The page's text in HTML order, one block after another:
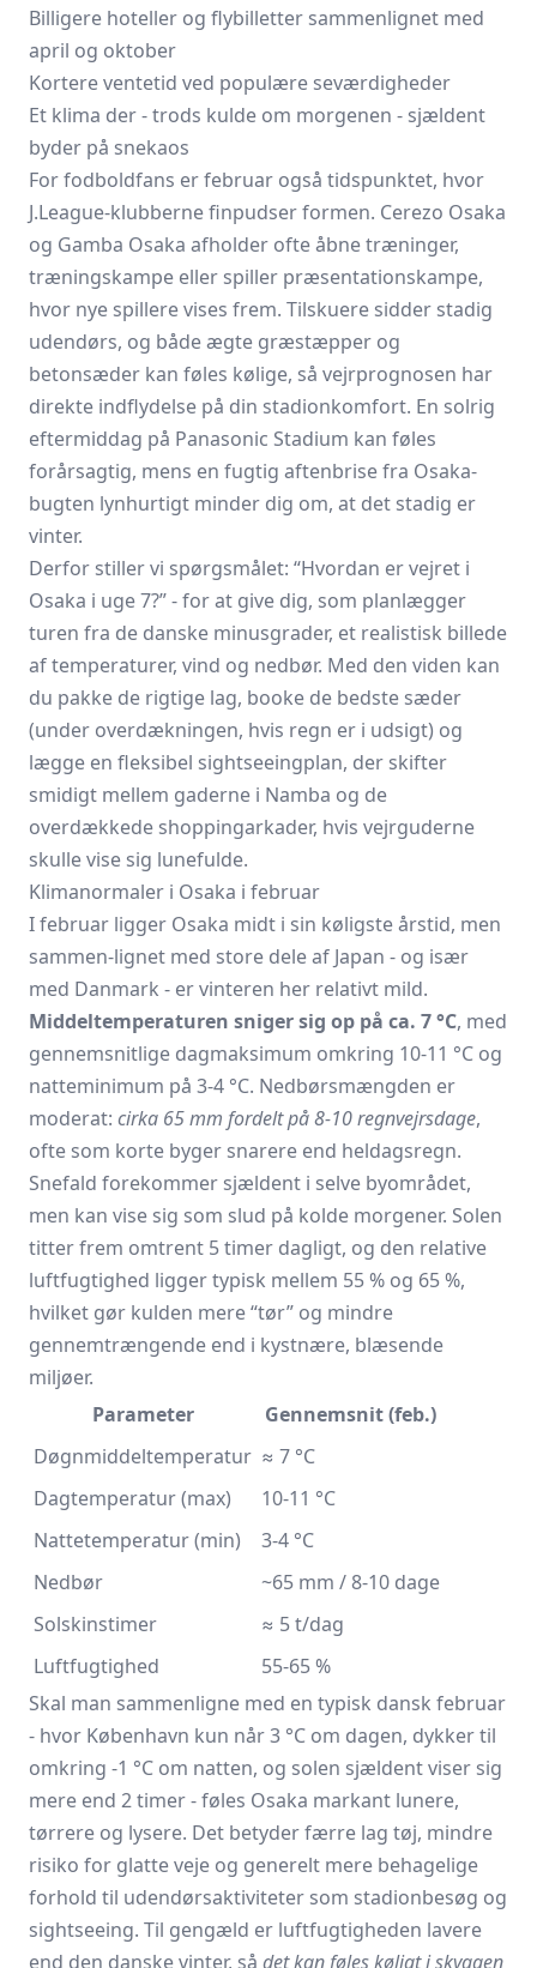
Billigere hoteller og flybilletter sammenlignet med
april og oktober
Kortere ventetid ved populære seværdigheder
Et klima der - trods kulde om morgenen - sjældent
byder på snekaos
For fodbold­fans er februar også tidspunktet, hvor
J.League-klubberne finpudser formen. Cerezo Osaka
og Gamba Osaka afholder ofte åbne træninger,
træningskampe eller spiller præsentations­kampe,
hvor nye spillere vises frem. Tilskuere sidder stadig
udendørs, og både ægte græstæpper og
betonsæder kan føles kølige, så vejrprognosen har
direkte indflydelse på din stadionkomfort. En solrig
eftermiddag på Panasonic Stadium kan føles
forårsagtig, mens en fugtig aftenbrise fra Osaka-
bugten lynhurtigt minder dig om, at det stadig er
vinter.
Derfor stiller vi spørgsmålet: “Hvordan er vejret i
Osaka i uge 7?” - for at give dig, som planlægger
turen fra de danske minusgrader, et realistisk billede
af temperaturer, vind og nedbør. Med den viden kan
du pakke de rigtige lag, booke de bedste sæder
(under overdækningen, hvis regn er i udsigt) og
lægge en fleksibel sightseeing­plan, der skifter
smidigt mellem gaderne i Namba og de
overdækkede shopping­arkader, hvis vejrguderne
skulle vise sig lunefulde.
Klimanormaler i Osaka i februar
I februar ligger Osaka midt i sin køligste årstid, men
sammen-lignet med store dele af Japan - og især
med Danmark - er vinteren her relativt mild.
Middeltemperaturen sniger sig op på ca. 7 °C, med
gennemsnitlige dagmaksimum omkring 10-11 °C og
natteminimum på 3-4 °C. Nedbørsmængden er
moderat: cirka 65 mm fordelt på 8-10 regnvejrsdage,
ofte som korte byger snarere end heldagsregn.
Snefald forekommer sjældent i selve byområdet,
men kan vise sig som slud på kolde morgener. Solen
titter frem omtrent 5 timer dagligt, og den relative
luftfugtighed ligger typisk mellem 55 % og 65 %,
hvilket gør kulden mere “tør” og mindre
gennemtrængende end i kystnære, blæsende
miljøer.
Parameter
Gennemsnit (feb.)
Døgnmiddeltemperatur ≈ 7 °C
Dagtemperatur (max)
10-11 °C
Nattetemperatur (min)
3-4 °C
Nedbør
~65 mm / 8-10 dage
Solskinstimer
≈ 5 t/dag
Luftfugtighed
55-65 %
Skal man sammenligne med en typisk dansk februar
- hvor København kun når 3 °C om dagen, dykker til
omkring -1 °C om natten, og solen sjældent viser sig
mere end 2 timer - føles Osaka markant lunere,
tørrere og lysere. Det betyder færre lag tøj, mindre
risiko for glatte veje og generelt mere behagelige
forhold til udendørsaktiviteter som stadionbesøg og
sightseeing. Til gengæld er luftfugtigheden lavere
end den danske vinter, så det kan føles køligt i skyggen